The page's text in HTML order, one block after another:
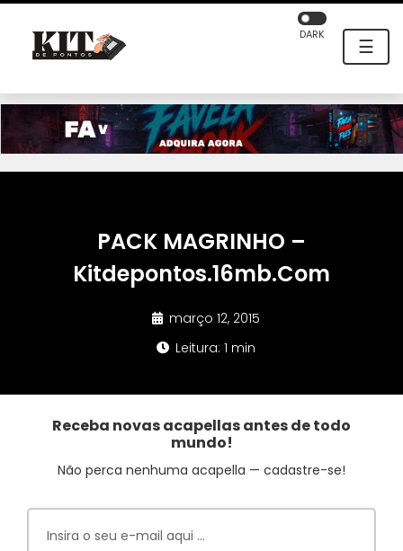
☰
DARK
PACK MAGRINHO –
Kitdepontos.16mb.Com
março 12, 2015
Leitura: 1 min
Receba novas acapellas antes de todo
mundo!
Não perca nenhuma acapella — cadastre-se!